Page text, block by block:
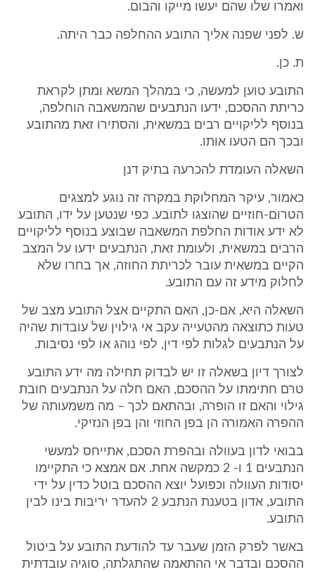
ואמרו שלו שהם יעשו מייקו והבום.
ש. לפני שפנה אליך התובע ההחלפה כבר היתה.
ת. כן.
התובע טוען למעשה, כי במהלך המשא ומתן לקראת
כריתת ההסכם, ידעו הנתבעים שהמשאבה הוחלפה,
בנוסף לליקויים רבים במשאית, והסתירו זאת מהתובע
ובכך הם הטעו אותו.
השאלה העומדת להכרעה בתיק דנן
כאמור, עיקר המחלוקת במקרה זה נוגע למצגים
הטרום-חוזיים שהוצגו לתובע. כפי שנטען על ידו, התובע
לא ידע אודות החלפת המשאבה שבוצע בנוסף לליקויים
הרבים במשאית, ולעומת זאת, הנתבעים ידעו על המצב
הקיים במשאית עובר לכריתת החוזה, אך בחרו שלא
לחלוק מידע זה עם התובע.
השאלה היא, אם-כן, האם התקיים אצל התובע מצב של
טעות כתוצאה מהטעייה עקב אי גילוין של עובדות שהיה
על הנתבעים לגלות לפי דין, לפי נוהג או לפי נסיבות.
לצורך דיון בשאלה זו יש לבדוק תחילה מה ידע התובע
טרם חתימתו על ההסכם, האם חלה על הנתבעים חובת
גילוי והאם זו הופרה, ובהתאם לכך – מה משמעותה של
ההפרה האמורה הן בפן החוזי והן בפן הנזיקי.
בבואי לדון בעוולה ובהפרת הסכם, אתייחס למעשי
הנתבעים 1 ו- 2 כמקשה אחת. אם אמצא כי התקיימו
יסודות העוולה וכפועל יוצא ההסכם בוטל כדין על ידי
התובע, אדון בטענת הנתבע 2 להעדר יריבות בינו לבין
התובע.
באשר לפרק הזמן שעבר עד להודעת התובע על ביטול
ההסכם ובדבר אי ההתאמה שהתגלתה, סוגיה עובדתית